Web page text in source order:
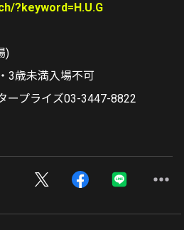
?keyword=H.U.G
)
3歳未満入場不可
ープライズ03-3447-8822